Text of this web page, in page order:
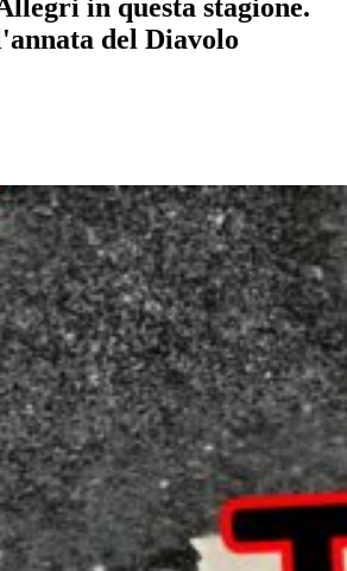
in questa stagione.
del Diavolo